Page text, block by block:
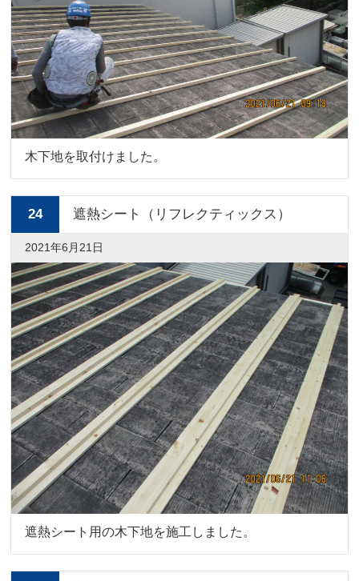
木下地を取付けました。
24 遮熱シート（リフレクティックス）
2021年6月21日
遮熱シート用の木下地を施工しました。